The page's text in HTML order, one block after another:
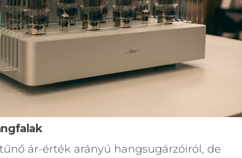
ár-érték arányú hangsugárzóiról, de